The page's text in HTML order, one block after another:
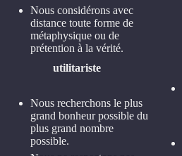
Nous considérons avec
distance toute forme de
métaphysique ou de
prétention à la vérité.
utilitariste
Nous recherchons le plus
grand bonheur possible du
plus grand nombre
possible.